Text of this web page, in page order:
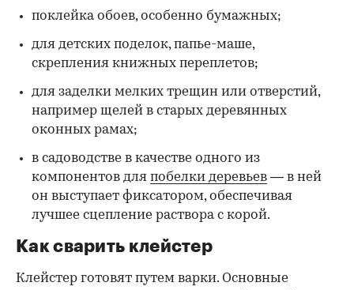
поклейка обоев, особенно бумажных;
для детских поделок, папье-маше,
скрепления книжных переплетов;
для заделки мелких трещин или отверстий,
например щелей в старых деревянных
оконных рамах;
в садоводстве в качестве одного из
компонентов для побелки деревьев — в ней
он выступает фиксатором, обеспечивая
лучшее сцепление раствора с корой.
Как сварить клейстер
Клейстер готовят путем варки. Основные